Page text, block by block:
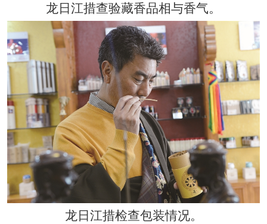
龙日江措查验藏香品相与香气。
龙日江措检查包装情况。